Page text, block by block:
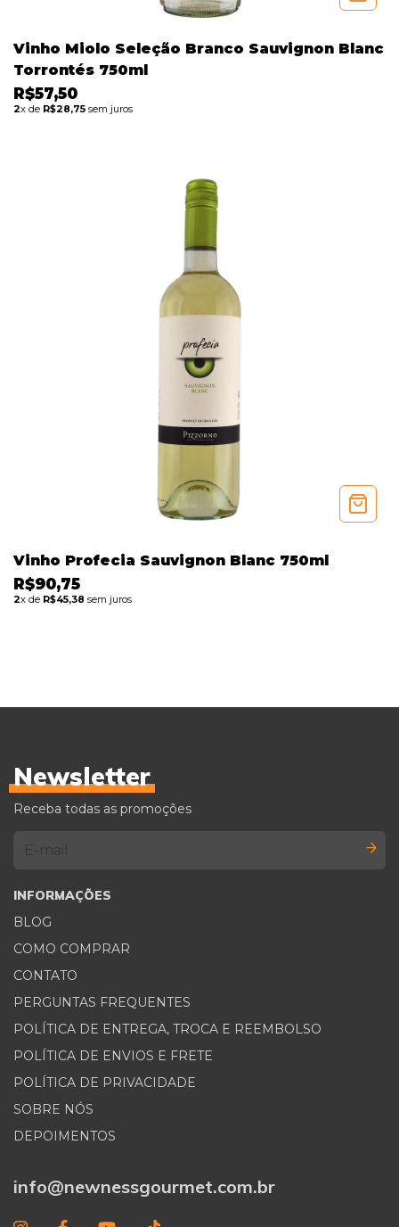
Vinho Miolo Seleção Branco Sauvignon Blanc
Torrontés 750ml
R$57,50
2x de R$28,75 sem juros
Vinho Profecia Sauvignon Blanc 750ml
R$90,75
2x de R$45,38 sem juros
Newsletter
Receba todas as promoções
INFORMAÇÕES
BLOG
COMO COMPRAR
CONTATO
PERGUNTAS FREQUENTES
POLÍTICA DE ENTREGA, TROCA E REEMBOLSO
POLÍTICA DE ENVIOS E FRETE
POLÍTICA DE PRIVACIDADE
SOBRE NÓS
DEPOIMENTOS
info@newnessgourmet.com.br